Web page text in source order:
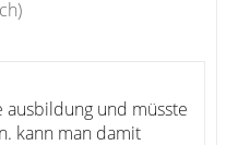
ausbildung und müsste
kann man damit